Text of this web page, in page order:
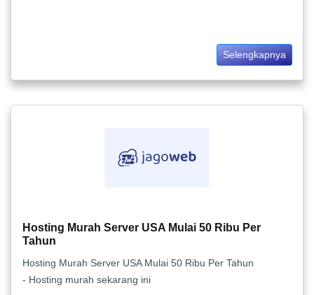
Selengkapnya
Hosting Murah Server USA Mulai 50 Ribu Per
Tahun
Hosting Murah Server USA Mulai 50 Ribu Per Tahun
- Hosting murah sekarang ini